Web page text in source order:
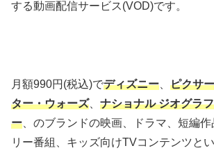
する動画配信サービス(VOD)です。
月額990円(税込)でディズニー ピクサー
ター・ウォーズ、 ナショナル ジオグラ
ー 、のブランドの映画、ドラマ、短編
リー番組、キッズ向けTVコンテンツと